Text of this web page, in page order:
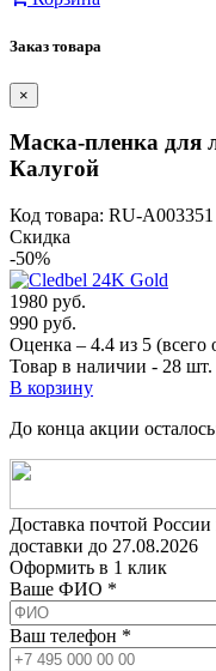
Заказ товара
×
Маска-пленка для
Калугой
Код товара: RU-A003351
Скидка
-50%
1980 руб.
990 руб.
Оценка – 4.4 из 5 (всего
Товар в наличии - 28 шт.
В корзину
До конца акции
Доставка почтой
доставки до 27.08.2026
Оформить в 1 клик
Ваше ФИО *
Ваш телефон *